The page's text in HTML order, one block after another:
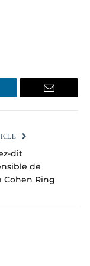
Email
dit
de
Cohen Ring